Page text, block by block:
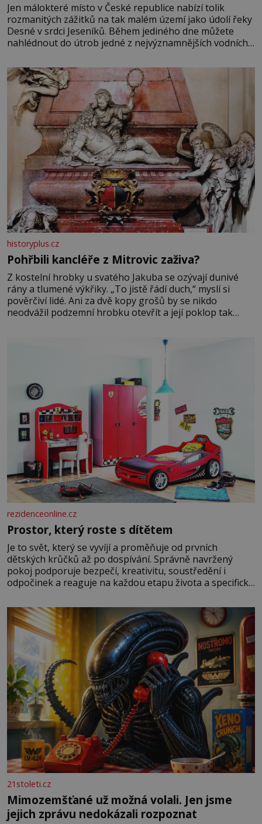
Jen málokteré místo v České republice nabízí tolik
rozmanitých zážitků na tak malém území jako údolí řeky
Desné v srdci Jeseníků. Během jediného dne můžete
nahlédnout do útrob jedné z nejvýznamnějších vodních
se na koloběžce a den zakončit poznáváním památek ve
Velkých Losinách nebo v termálním
historyplus.cz
Pohřbili kancléře z Mitrovic zaživa?
Z kostelní hrobky u svatého Jakuba se ozývají dunivé
rány a tlumené výkřiky. „To jistě řádí duch,“ myslí si
pověrčiví lidé. Ani za dvě kopy grošů by se nikdo
neodvážil podzemní hrobku otevřít a její poklop tak
rezidenceonline.cz
Prostor, který roste s dítětem
Je to svět, který se vyvíjí a proměňuje od prvních
dětských krůčků až po dospívání. Správně navržený
pokoj podporuje bezpečí, kreativitu, soustředění i
odpočinek a reaguje na každou etapu života a specifické
měkkost a bezpečí, proto by pokoj miminka měl působit
především klidně a útulně. Předškolní věk je
21stoleti.cz
Mimozemšťané už možná volali. Jen jsme
jejich zprávu nedokázali rozpoznat